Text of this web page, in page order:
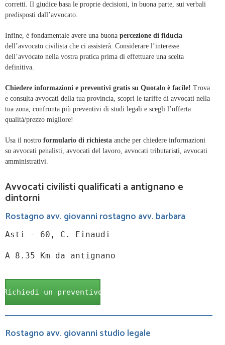
corretti. Il giudice basa le proprie decisioni, in buona parte, sui verbali
predisposti dall’avvocato.
Infine, è fondamentale avere una buona percezione di fiducia
dell’avvocato civilista che ci assisterà. Considerare l’interesse
dell’avvocato nella vostra pratica prima di effettuare una scelta
definitiva.
Chiedere informazioni e preventivi gratis su Quotalo è facile! Trova
e consulta avvocati della tua provincia, scopri le tariffe di avvocati nella
tua zona, confronta più preventivi di studi legali e scegli l’offerta
qualità/prezzo migliore!
Usa il nostro formulario di richiesta anche per chiedere informazioni
su avvocati penalisti, avvocati del lavoro, avvocati tributaristi, avvocati
amministrativi.
Avvocati civilisti qualificati a antignano e
dintorni
Rostagno avv. giovanni rostagno avv. barbara
Asti - 60, C. Einaudi
A 8.35 Km da antignano
Richiedi un preventivo
Rostagno avv. giovanni studio legale